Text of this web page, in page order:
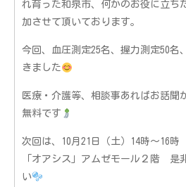
れ育った和泉市、何かのお役に立ち
加させて頂いております。
今回、血圧測定25名、握力測定50名
きました
医療・介護等、相談事あればお話聞
無料です
次回は、10月21日（土）14時～16
「オアシス」アムゼモール２階 是
い